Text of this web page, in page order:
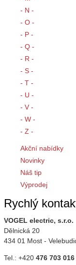
- N -
- O -
- P -
- Q -
- R -
- S -
- T -
- U -
- V -
- W -
- Z -
Akční nabídky
Novinky
Náš tip
Výprodej
Rychlý
VOGEL electric, s.r.o.
Dělnická 20
434 01 Most -
Tel.: +420 476 703 016